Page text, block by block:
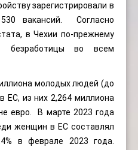
зарегистрировали в
вакансий. Согласно
в Чехии по-прежнему
безработицы во всем
молодых людей (до
ЕС, из них 2,264 миллиона
евро. В марте 2023 года
женщин в ЕС составлял
в феврале 2023 года.